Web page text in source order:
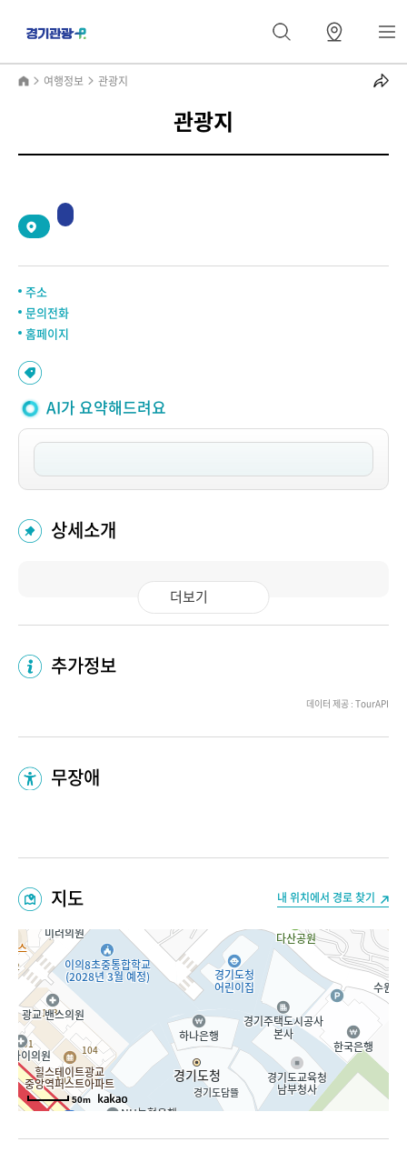
여행정보 관광지
관광지
주소
문의전화
홈페이지
AI가 요약해드려요
상세소개
더보기
추가정보
데이터 제공 : TourAPI
무장애
지도 내 위치에서 경로 찾기
50m